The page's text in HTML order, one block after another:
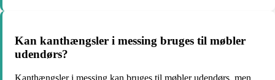
Kan kanthængsler i messing bruges til møbler
udendørs?
Kanthængsler i messing kan bruges til møbler udendørs, men